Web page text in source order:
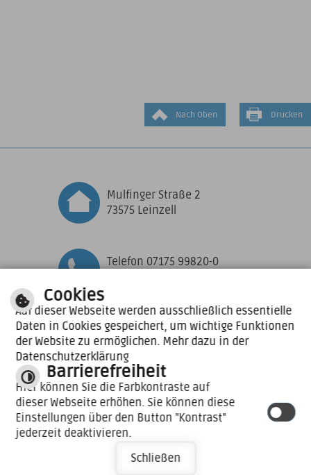
Nach Oben Drucken
Mulfinger Straße 2
73575 Leinzell
Telefon 07175 99820-0
Zu den aktuellen
Öffnungszeiten
E-MAIL SCHREIBEN
Impressum|Inhalt|
Datenschutzerklärung |Hilfe|
Barrierefreiheit
Cookies
Auf dieser Webseite werden ausschließlich essentielle
Daten in Cookies gespeichert, um wichtige Funktionen
der Website zu ermöglichen. Mehr dazu in der
Datenschutzerklärung
Barrierefreiheit
Hier können Sie die Farbkontraste auf
dieser Webseite erhöhen. Sie können diese
Einstellungen über den Button "Kontrast"
jederzeit deaktivieren.
Schließen